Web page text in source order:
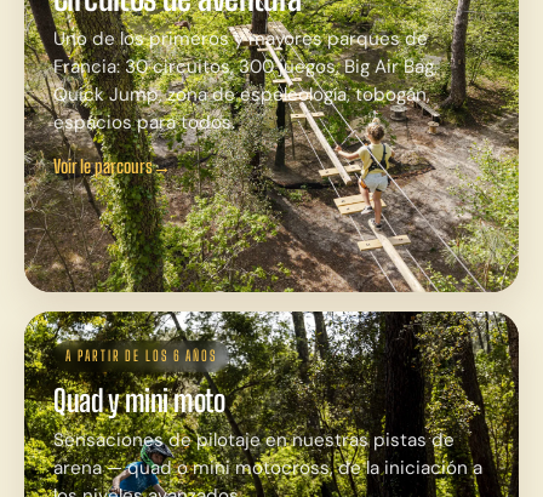
Uno de los primeros y mayores parques de
Francia: 30 circuitos, 300 juegos, Big Air Bag,
Quick Jump, zona de espeleología, tobogán,
espacios para todos.
Voir le parcours→
A PARTIR DE LOS 6 AÑOS
Quad y mini moto
Sensaciones de pilotaje en nuestras pistas de
arena — quad o mini motocross, de la iniciación a